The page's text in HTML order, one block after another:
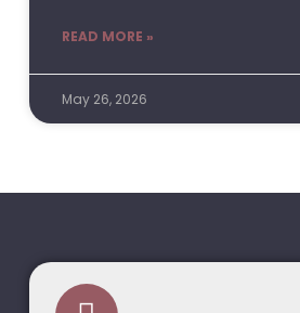
READ MORE »
May 26, 2026